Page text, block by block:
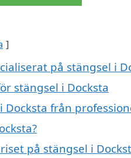
på stängsel i
stängsel i Docksta
från
på stängsel i